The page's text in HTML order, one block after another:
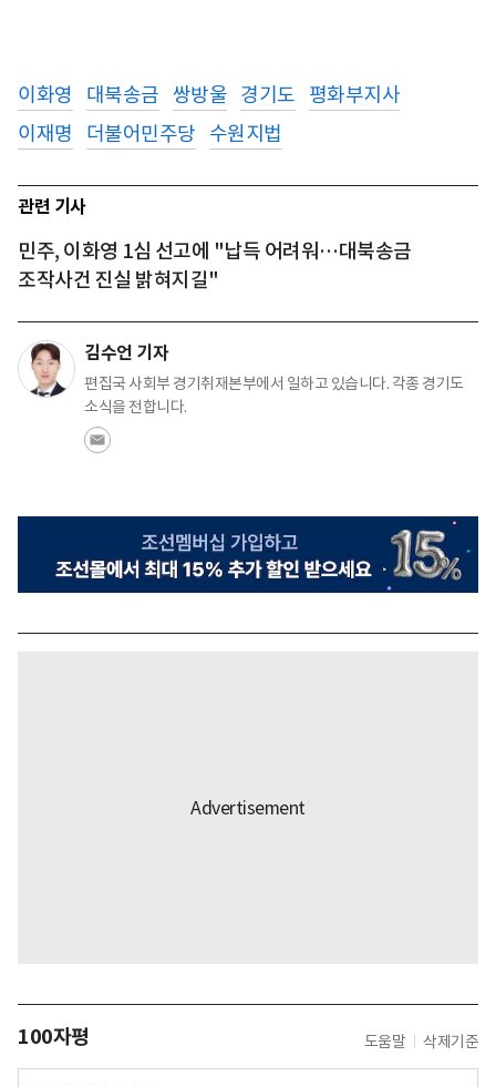
이화영 대북송금 쌍방울 경기도
평화부지사
이재명
더불어민주당 수원지법
관련 기사
민주, 이화영 1심 선고에 "납득 어려워…대북송금
조작사건 진실 밝혀지길"
김수언 기자
편집국 사회부 경기취재본부에서 일하고 있습니다. 각종 경기도
소식을 전합니다.
100자평 도움말 삭제기준